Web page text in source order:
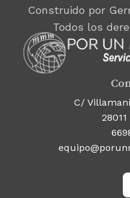
Construido por
Todos los
C/